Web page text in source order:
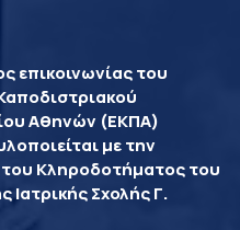
επικοινωνίας του
Αθηνών (ΕΚΠΑ)
με την
Κληροδοτήματος του
Ιατρικής Σχολής Γ.